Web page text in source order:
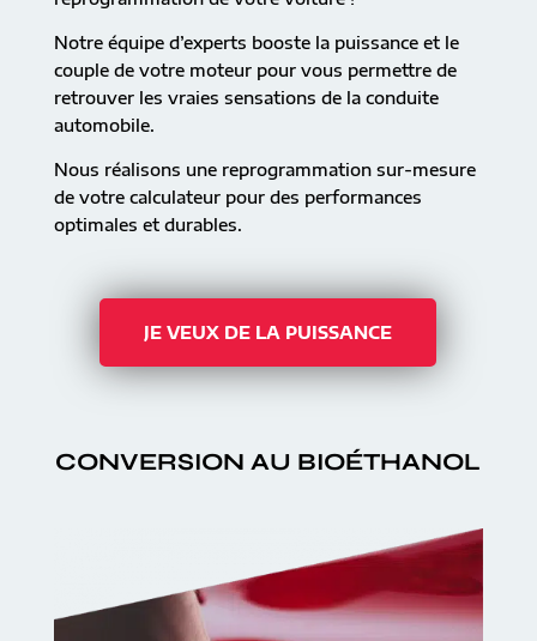
Notre équipe d’experts booste la puissance et le
couple de votre moteur pour vous permettre de
retrouver les vraies sensations de la conduite
automobile.
Nous réalisons une reprogrammation sur-mesure
de votre calculateur pour des performances
optimales et durables.
JE VEUX DE LA PUISSANCE
CONVERSION AU BIOÉTHANOL